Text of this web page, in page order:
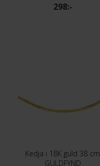
298:-
Kedja i 18K guld 38 cm
GULDFYND